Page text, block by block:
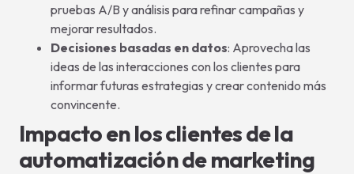
pruebas A/B y análisis para refinar campañas y
mejorar resultados.
Decisiones basadas en datos: Aprovecha las
ideas de las interacciones con los clientes para
informar futuras estrategias y crear contenido más
convincente.
Impacto en los clientes de la
automatización de marketing